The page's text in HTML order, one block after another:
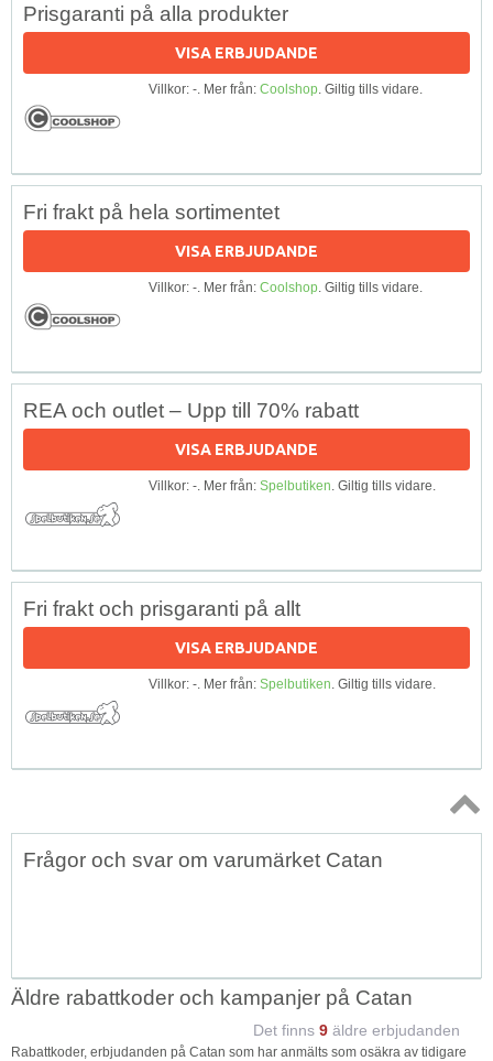
Prisgaranti på alla produkter
VISA ERBJUDANDE
Villkor: -. Mer från: Coolshop. Giltig tills vidare.
Fri frakt på hela sortimentet
VISA ERBJUDANDE
Villkor: -. Mer från: Coolshop. Giltig tills vidare.
REA och outlet – Upp till 70% rabatt
VISA ERBJUDANDE
Villkor: -. Mer från: Spelbutiken. Giltig tills vidare.
Fri frakt och prisgaranti på allt
VISA ERBJUDANDE
Villkor: -. Mer från: Spelbutiken. Giltig tills vidare.
Topp
Frågor och svar om varumärket Catan
Äldre rabattkoder och kampanjer på Catan
Det finns 9 äldre erbjudanden
Rabattkoder, erbjudanden på Catan som har anmälts som osäkra av tidigare